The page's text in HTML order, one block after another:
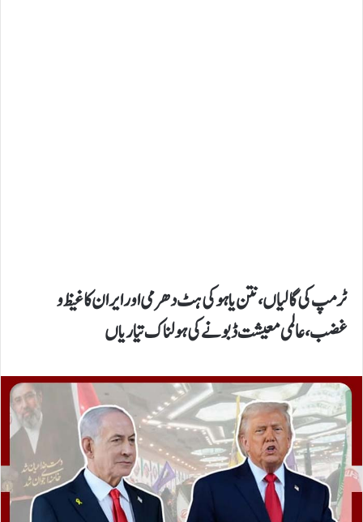
ٹرمپ کی گالیاں، نتن یاہو کی ہٹ دھرمی اور ایران کا غیظ و
غضب، عالمی معیشت ڈبونے کی ہولناک تیاریاں